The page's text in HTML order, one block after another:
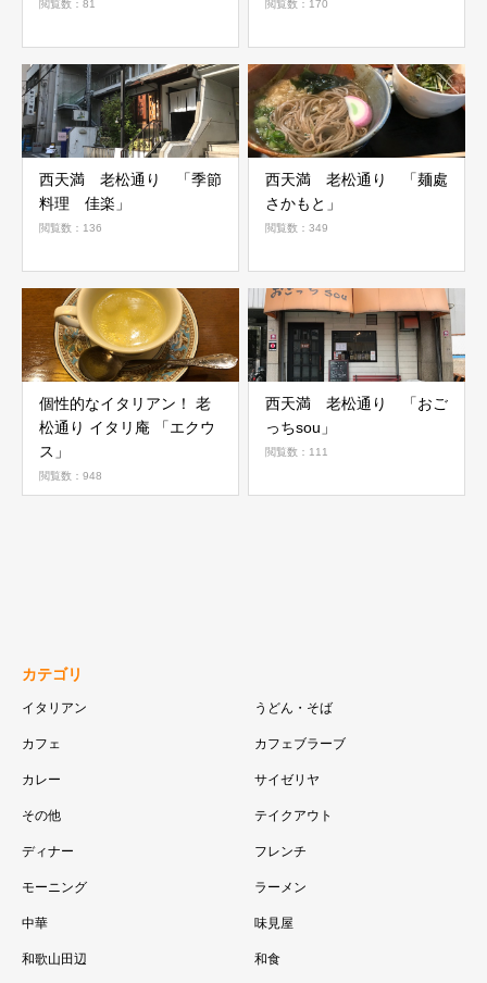
閲覧数：81 閲覧数：170
西天満 老松通り 「季節
料理 佳楽」
閲覧数：136
西天満 老松通り 「麺處
さかもと」
閲覧数：349
個性的なイタリアン！ 老
松通り イタリ庵 「エクウ
ス」
閲覧数：948
西天満 老松通り 「おご
っちsou」
閲覧数：111
カテゴリ
イタリアン うどん・そば
カフェ カフェブラーブ
カレー サイゼリヤ
その他 テイクアウト
ディナー フレンチ
モーニング ラーメン
中華 味見屋
和歌山田辺 和食